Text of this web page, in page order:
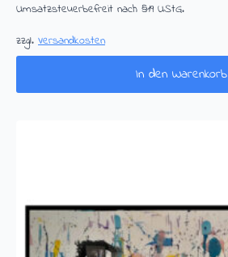
Umsatzsteuerbefreit nach §19 UStG.
zzgl. Versandkosten
In den Warenkorb